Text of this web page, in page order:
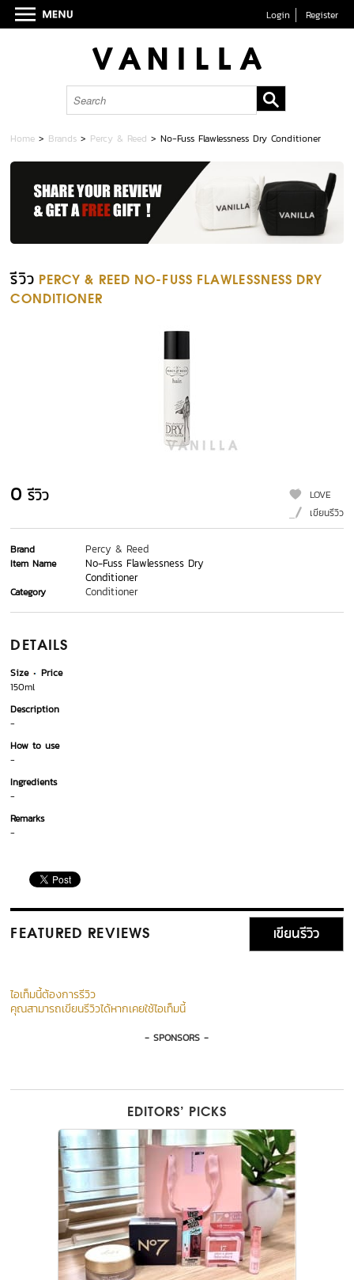
Login Register
Home > Brands > Percy & Reed >No-Fuss Flawlessness Dry Conditioner
รีวิว PERCY & REED NO-FUSS FLAWLESSNESS DRY
CONDITIONER
0 รีวิว
LOVE
เขียนรีวิว
Brand Percy & Reed
Item Name
No-Fuss Flawlessness Dry
Conditioner
Category Conditioner
DETAILS
Size
Price
150ml
Description
-
How to use
-
Ingredients
-
Remarks
-
FEATURED REVIEWS เขียนรีวิว
ไอเท็มนี้ต้องการรีวิว
คุณสามารถเขียนรีวิวได้หากเคยใช้ไอเท็มนี้
- SPONSORS -
EDITORS’ PICKS